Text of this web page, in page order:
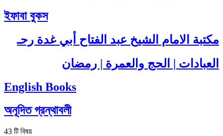
ইফাবা বুকস
مكتبة الامام الشيخ عبد الفتاح أبي غدة رحـ
العبادات | الحج والعمرة | رمضان
English Books
অনূদিত গ্রন্থাবলী
43 টি বিষয়